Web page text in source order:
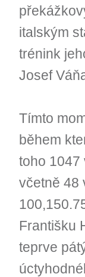
italským
trénink
Josef
Tímto
během
toho 1047
včetně 48
Františku
teprve